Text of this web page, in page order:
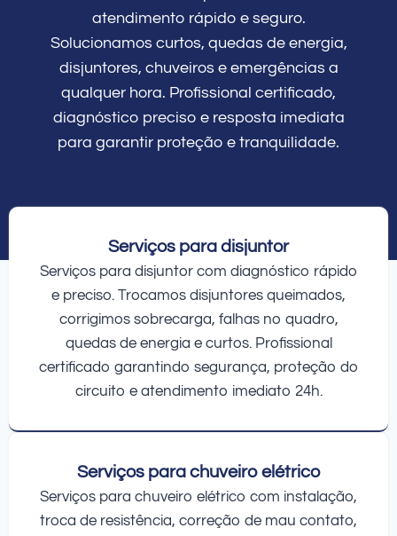
atendimento rápido e seguro.
Solucionamos curtos, quedas de energia,
disjuntores, chuveiros e emergências a
qualquer hora. Profissional certificado,
diagnóstico preciso e resposta imediata
para garantir proteção e tranquilidade.
Serviços para disjuntor
Serviços para disjuntor com diagnóstico rápido
e preciso. Trocamos disjuntores queimados,
corrigimos sobrecarga, falhas no quadro,
quedas de energia e curtos. Profissional
certificado garantindo segurança, proteção do
circuito e atendimento imediato 24h.
Serviços para chuveiro elétrico
Serviços para chuveiro elétrico com instalação,
troca de resistência, correção de mau contato,